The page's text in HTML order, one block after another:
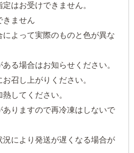
はお受けできません。
ません
よって実際のものと色が異な
る場合はお知らせください。
召し上がりください。
してください。
りますので再冷凍はしないで
により発送が遅くなる場合が